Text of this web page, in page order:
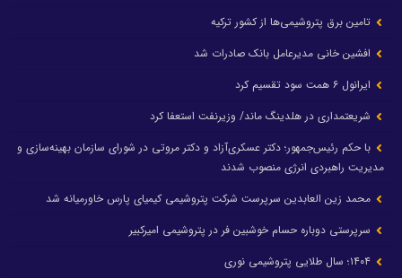
تامین برق پتروشیمی‌ها از کشور ترکیه
افشین خانی مدیرعامل بانک صادرات شد
ایرانول ۶ همت سود تقسیم کرد
شریعتمداری در هلدینگ ماند/ وزیرنفت استعفا کرد
با حکم رئیس‌جمهور؛ دکتر عسکری‌آزاد و دکتر مروتی در شورای سازمان بهینه‌سازی و
مدیریت راهبردی انرژی منصوب شدند
محمد زین العابدین سرپرست شرکت پتروشیمی کیمیای پارس خاورمیانه شد
سرپرستی دوباره حسام خوشبین فر در پتروشیمی امیرکبیر